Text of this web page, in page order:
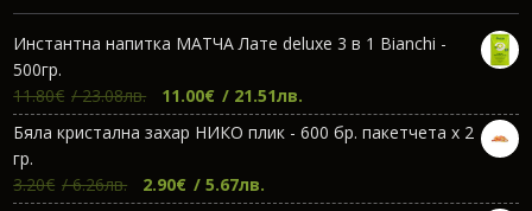
Инстантна напитка МАТЧА Лате deluxe 3 в 1 Bianchi -
500гр.
11.80€ / 23.08лв.
Original
price
was:
11.00€ / 21.51лв.
цена
е:
Бяла кристална захар НИКО плик - 600 бр. пакетчета х 2
гр.
3.20€ / 6.26лв.
Original
2.90€ / 5.67лв.